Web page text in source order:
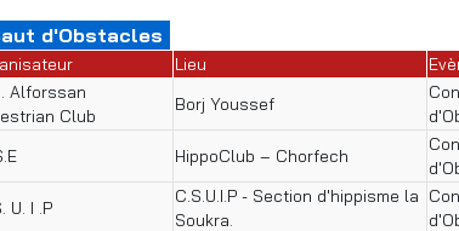
d'Obstacles
Lieu
Alforssan
Club
Borj Youssef
HippoClub – Chorfech
U. I .P
C.S.U.I.P - Section d'hippisme la
Soukra.